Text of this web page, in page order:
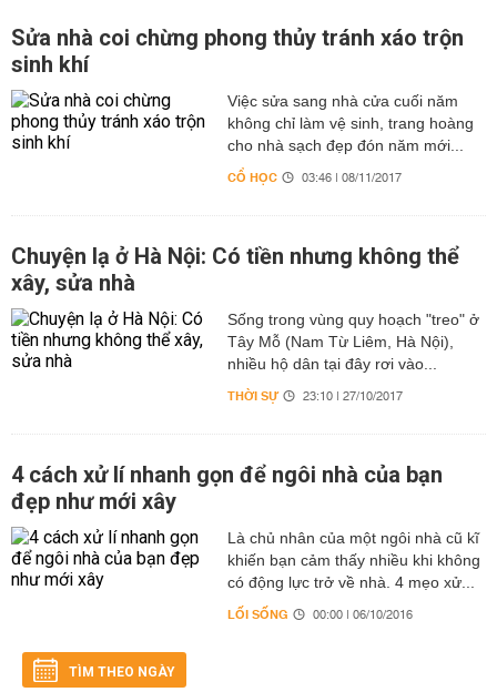
Sửa nhà coi chừng phong thủy tránh xáo trộn
sinh khí
Việc sửa sang nhà cửa cuối năm
không chỉ làm vệ sinh, trang hoàng
cho nhà sạch đẹp đón năm mới...
CỔ HỌC 03:46 | 08/11/2017
Chuyện lạ ở Hà Nội: Có tiền nhưng không thể
xây, sửa nhà
Sống trong vùng quy hoạch "treo" ở
Tây Mỗ (Nam Từ Liêm, Hà Nội),
nhiều hộ dân tại đây rơi vào...
THỜI SỰ 23:10 | 27/10/2017
4 cách xử lí nhanh gọn để ngôi nhà của bạn
đẹp như mới xây
Là chủ nhân của một ngôi nhà cũ kĩ
khiến bạn cảm thấy nhiều khi không
có động lực trở về nhà. 4 mẹo xử...
LỐI SỐNG 00:00 | 06/10/2016
TÌM THEO NGÀY